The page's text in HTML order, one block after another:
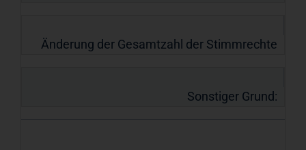
Änderung der Gesamtzahl der Stimmrechte
Sonstiger Grund: